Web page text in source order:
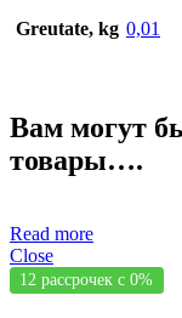
Greutate, kg 0,01
Вам могут
товары….
Read more
Close
12 рассрочек с 0%